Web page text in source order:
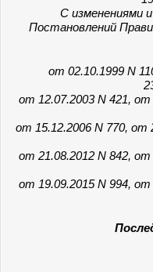
С изменениями
Постановлений
от 02.10.1999 N
от 12.07.2003 N 421, от
от 15.12.2006 N 770, от
от 21.08.2012 N 842, от
от 19.09.2015 N 994, от